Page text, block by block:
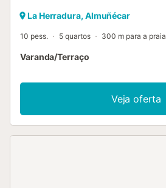
La Herradura, Almuñécar
10 pess. 5 quartos 300 m para a praia
Varanda/Terraço
Veja oferta